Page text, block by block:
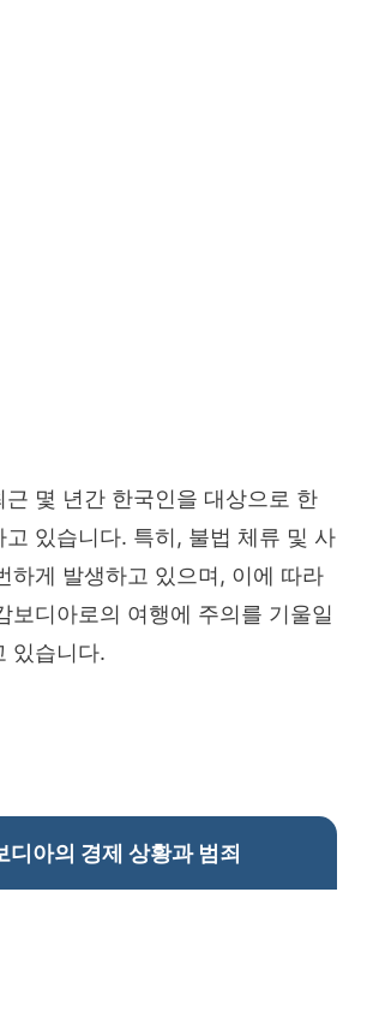
근 몇 년간 한국인을 대상으로 한
고 있습니다. 특히, 불법 체류 및 사
하게 발생하고 있으며, 이에 따라
보디아로의 여행에 주의를 기울일
있습니다.
디아의 경제 상황과 범죄